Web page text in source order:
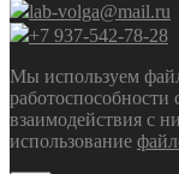
lab-volga@mail.ru
+7 937-542-78-28
Мы используем
работоспособности
взаимодействия с
использование